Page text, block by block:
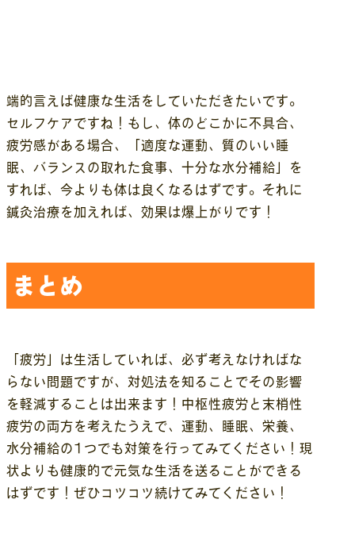
端的言えば健康な生活をしていただきたいです。
セルフケアですね！もし、体のどこかに不具合、
疲労感がある場合、「適度な運動、質のいい睡
眠、バランスの取れた食事、十分な水分補給」を
すれば、今よりも体は良くなるはずです。それに
鍼灸治療を加えれば、効果は爆上がりです！
まとめ
「疲労」は生活していれば、必ず考えなければな
らない問題ですが、対処法を知ることでその影響
を軽減することは出来ます！中枢性疲労と末梢性
疲労の両方を考えたうえで、運動、睡眠、栄養、
水分補給の1つでも対策を行ってみてください！現
状よりも健康的で元気な生活を送ることができる
はずです！ぜひコツコツ続けてみてください！